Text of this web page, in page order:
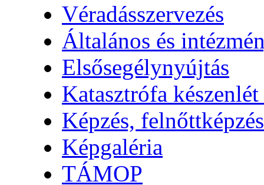
Véradásszervezés
Általános és
Elsősegélynyújtás
Katasztrófa
Képzés, felnőttképzés
Képgaléria
TÁMOP